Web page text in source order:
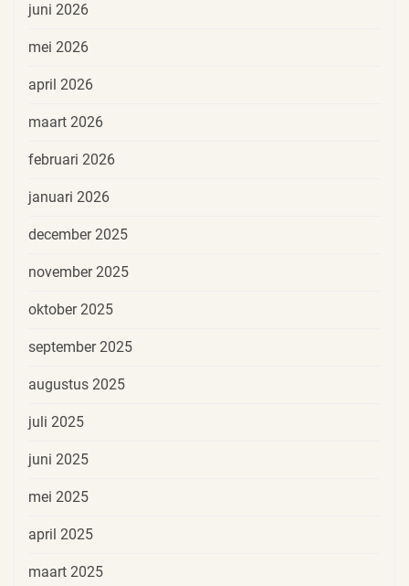
juni 2026
mei 2026
april 2026
maart 2026
februari 2026
januari 2026
december 2025
november 2025
oktober 2025
september 2025
augustus 2025
juli 2025
juni 2025
mei 2025
april 2025
maart 2025